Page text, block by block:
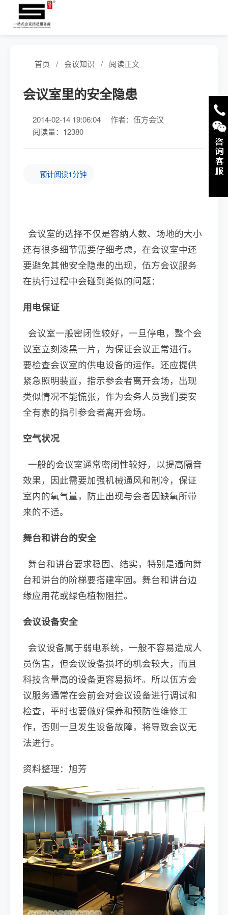
首页 / 会议知识 / 阅读正文
会议室里的安全隐患
2014-02-14 19:06:04
作者：伍方会议
阅读量：12380
预计阅读1分钟
会议室的选择不仅是容纳人数、场地的大小
还有很多细节需要仔细考虑，在会议室中还
要避免其他安全隐患的出现，伍方会议服务
在执行过程中会碰到类似的问题：
用电保证
会议室一般密闭性较好，一旦停电，整个会
议室立刻漆黑一片，为保证会议正常进行。
要检查会议室的供电设备的运作。还应提供
紧急照明装置，指示参会者离开会场，出现
类似情况不能慌张，作为会务人员我们要安
全有素的指引参会者离开会场。
空气状况
一般的会议室通常密闭性较好，以提高隔音
效果，因此需要加强机械通风和制冷，保证
室内的氧气量，防止出现与会者因缺氧所带
来的不适。
舞台和讲台的安全
舞台和讲台要求稳固、结实，特别是通向舞
台和讲台的阶梯要搭建牢固。舞台和讲台边
缘应用花或绿色植物阻拦。
会议设备安全
会议设备属于弱电系统，一般不容易造成人
员伤害，但会议设备损坏的机会较大，而且
科技含量高的设备更容易损坏。所以伍方会
议服务通常在会前会对会议设备进行调试和
检查，平时也要做好保养和预防性维修工
作，否则一旦发生设备故障，将导致会议无
法进行。
资料整理：旭芳